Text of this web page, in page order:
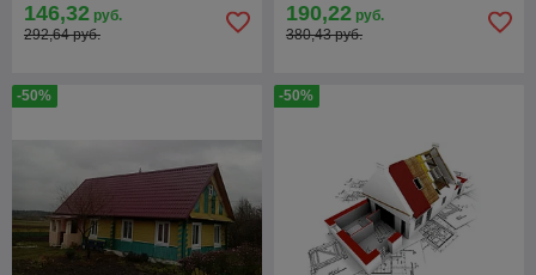
146,32 руб.
292,64 руб.
190,22 руб.
380,43 руб.
-50% -50%